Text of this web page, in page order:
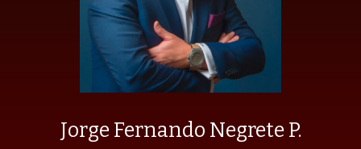
Jorge Fernando Negrete P.